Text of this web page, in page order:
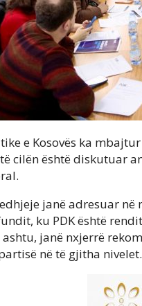
e Kosovës ka
cilën është diskutuar
janë adresuar
ku PDK është
janë nxjerrë
në të gjitha nivelet.